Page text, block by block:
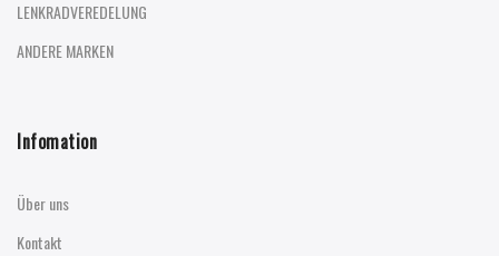
LENKRADVEREDELUNG
ANDERE MARKEN
Infomation
Über uns
Kontakt